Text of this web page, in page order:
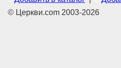
© Церкви.com 2003-2026